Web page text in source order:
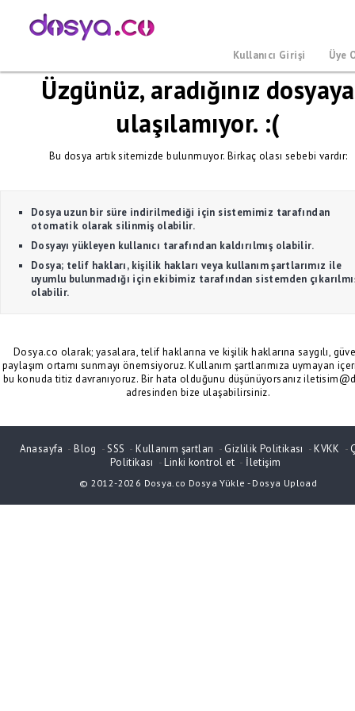
Kullanıcı Girişi Üye
Üzgünüz, aradığınız dosyaya
ulaşılamıyor. :(
Bu dosya artık sitemizde bulunmuyor. Birkaç olası sebebi vardır:
Dosya uzun bir süre indirilmediği için sistemimiz tarafından
otomatik olarak silinmiş olabilir.
Dosyayı yükleyen kullanıcı tarafından kaldırılmış olabilir.
Dosya; telif hakları, kişilik hakları veya kullanım şartlarımız ile
uyumlu bulunmadığı için ekibimiz tarafından sistemden
olabilir.
Dosya.co olarak; yasalara, telif haklarına ve kişilik haklarına saygılı,
paylaşım ortamı sunmayı önemsiyoruz. Kullanım şartlarımıza uymayan
bu konuda titiz davranıyoruz. Bir hata olduğunu düşünüyorsanız
adresinden bize ulaşabilirsiniz.
Anasayfa -Blog -SSS -Kullanım şartları - Gizlilik Politikası -KVKK -
Politikası -Linki kontrol et - İletişim
© 2012-2026 Dosya.co Dosya Yükle - Dosya Upload